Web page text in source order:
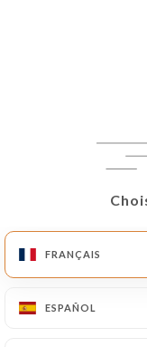
FRANÇAIS
ESPAÑOL
FRANÇAIS
ESPAÑOL